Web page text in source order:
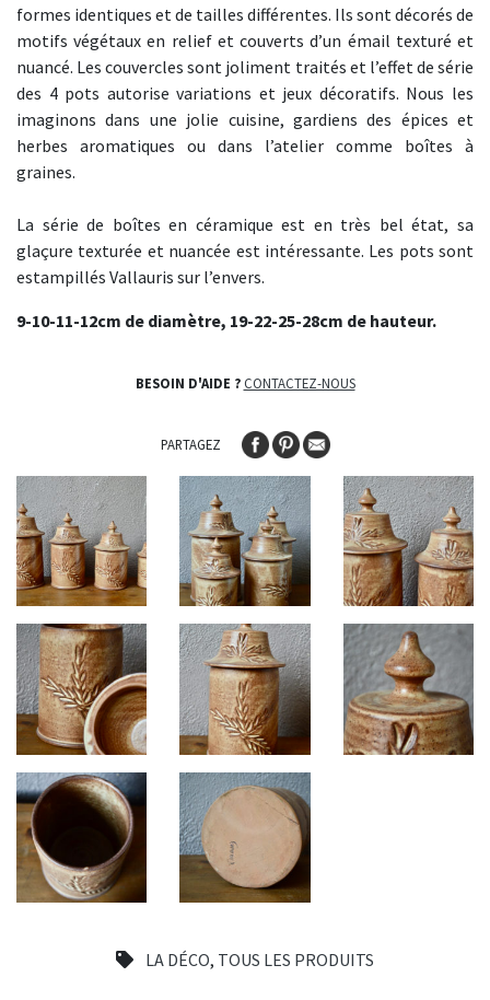
LA DÉCO, TOUS LES PRODUITS
formes identiques et de tailles différentes. Ils sont décorés de
motifs végétaux en relief et couverts d’un émail texturé et
nuancé. Les couvercles sont joliment traités et l’effet de série
des 4 pots autorise variations et jeux décoratifs. Nous les
imaginons dans une jolie cuisine, gardiens des épices et
herbes aromatiques ou dans l’atelier comme boîtes à
graines.
La série de boîtes en céramique est en très bel état, sa
glaçure texturée et nuancée est intéressante. Les pots sont
estampillés Vallauris sur l’envers.
9-10-11-12cm de diamètre, 19-22-25-28cm de hauteur.
BESOIN D'AIDE ? CONTACTEZ-NOUS
PARTAGEZ